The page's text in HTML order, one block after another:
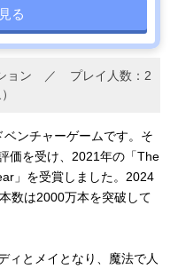
る
ョン ／ プレイ人数：2
ンチャーゲームです。そ
価を受け、2021年の「The
」を受賞しました。2024
数は2000万本を突破して
ィとメイとなり、魔法で人